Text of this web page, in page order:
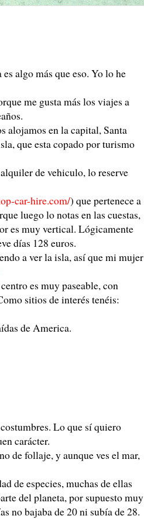
algo más que eso. Yo lo he
me gusta más los viajes a
alojamos en la capital, Santa
que esta copado por turismo
de vehiculo, lo reserve
car-hire.com/) que pertenece a
luego lo notas en las cuestas,
es muy vertical. Lógicamente
días 128 euros.
a ver la isla, así que mi mujer
es muy paseable, con
sitios de interés tenéis:
de America.
Lo que sí quiero
carácter.
de follaje, y aunque ves el mar,
de especies, muchas de ellas
del planeta, por supuesto muy
no bajaba de 20 ni subía de 28.